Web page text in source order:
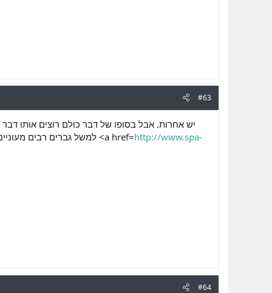
#63
יש אחרות. אבל בסופו של דבר כולם רוצים אותו
למשל גברים רבים מעוניינים להתנסות בשלישיה. הנשים בימינו פתוחות לגבי זה, אבל בדרך כלל יש להם חשש מהפרטנרית לציון <a href=http://www.spa-
#64